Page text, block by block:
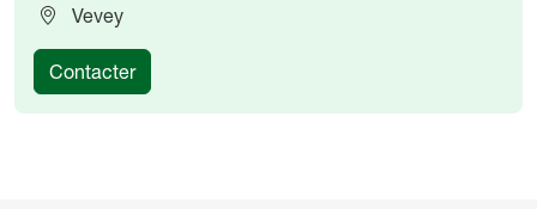
Vevey
Contacter